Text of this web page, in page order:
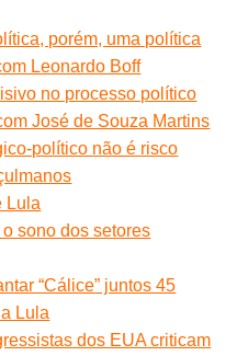
porém, uma política
Leonardo Boff
no processo político
José de Souza Martins
político não é risco
Lula
sono dos setores
“Cálice” juntos 45
Lula
dos EUA criticam